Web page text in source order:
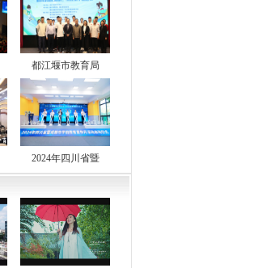
都江堰市教育局
2024年四川省暨